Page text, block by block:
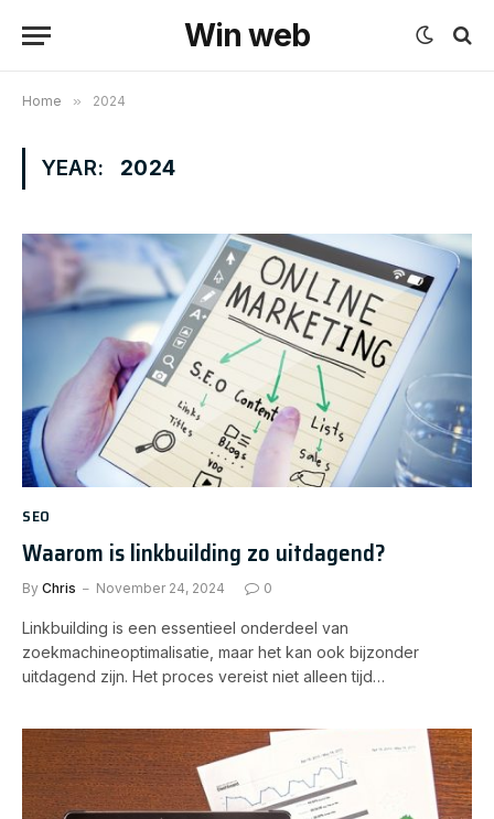
Win web
Home » 2024
YEAR: 2024
SEO
Waarom is linkbuilding zo uitdagend?
By Chris November 24, 2024 0
Linkbuilding is een essentieel onderdeel van
zoekmachineoptimalisatie, maar het kan ook bijzonder
uitdagend zijn. Het proces vereist niet alleen tijd…